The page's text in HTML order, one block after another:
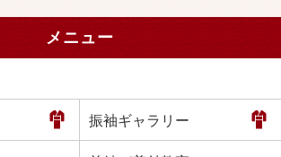
メニュー
振袖ギャラリー